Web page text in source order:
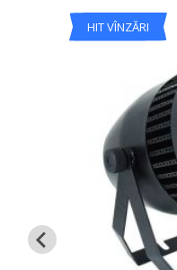
HIT VÎNZĂRI